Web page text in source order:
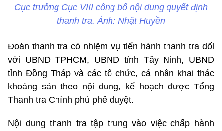
Cục trưởng Cục VIII công bố nội dung quyết định
thanh tra. Ảnh: Nhật Huyền
Đoàn thanh tra có nhiệm vụ tiến hành thanh tra đối
với UBND TPHCM, UBND tỉnh Tây Ninh, UBND
tỉnh Đồng Tháp và các tổ chức, cá nhân khai thác
khoáng sản theo nội dung, kế hoạch được Tổng
Thanh tra Chính phủ phê duyệt.
Nội dung thanh tra tập trung vào việc chấp hành